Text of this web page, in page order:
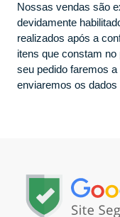
Nossas vendas são
devidamente
realizados após a
itens que constam
seu pedido faremos
enviaremos os